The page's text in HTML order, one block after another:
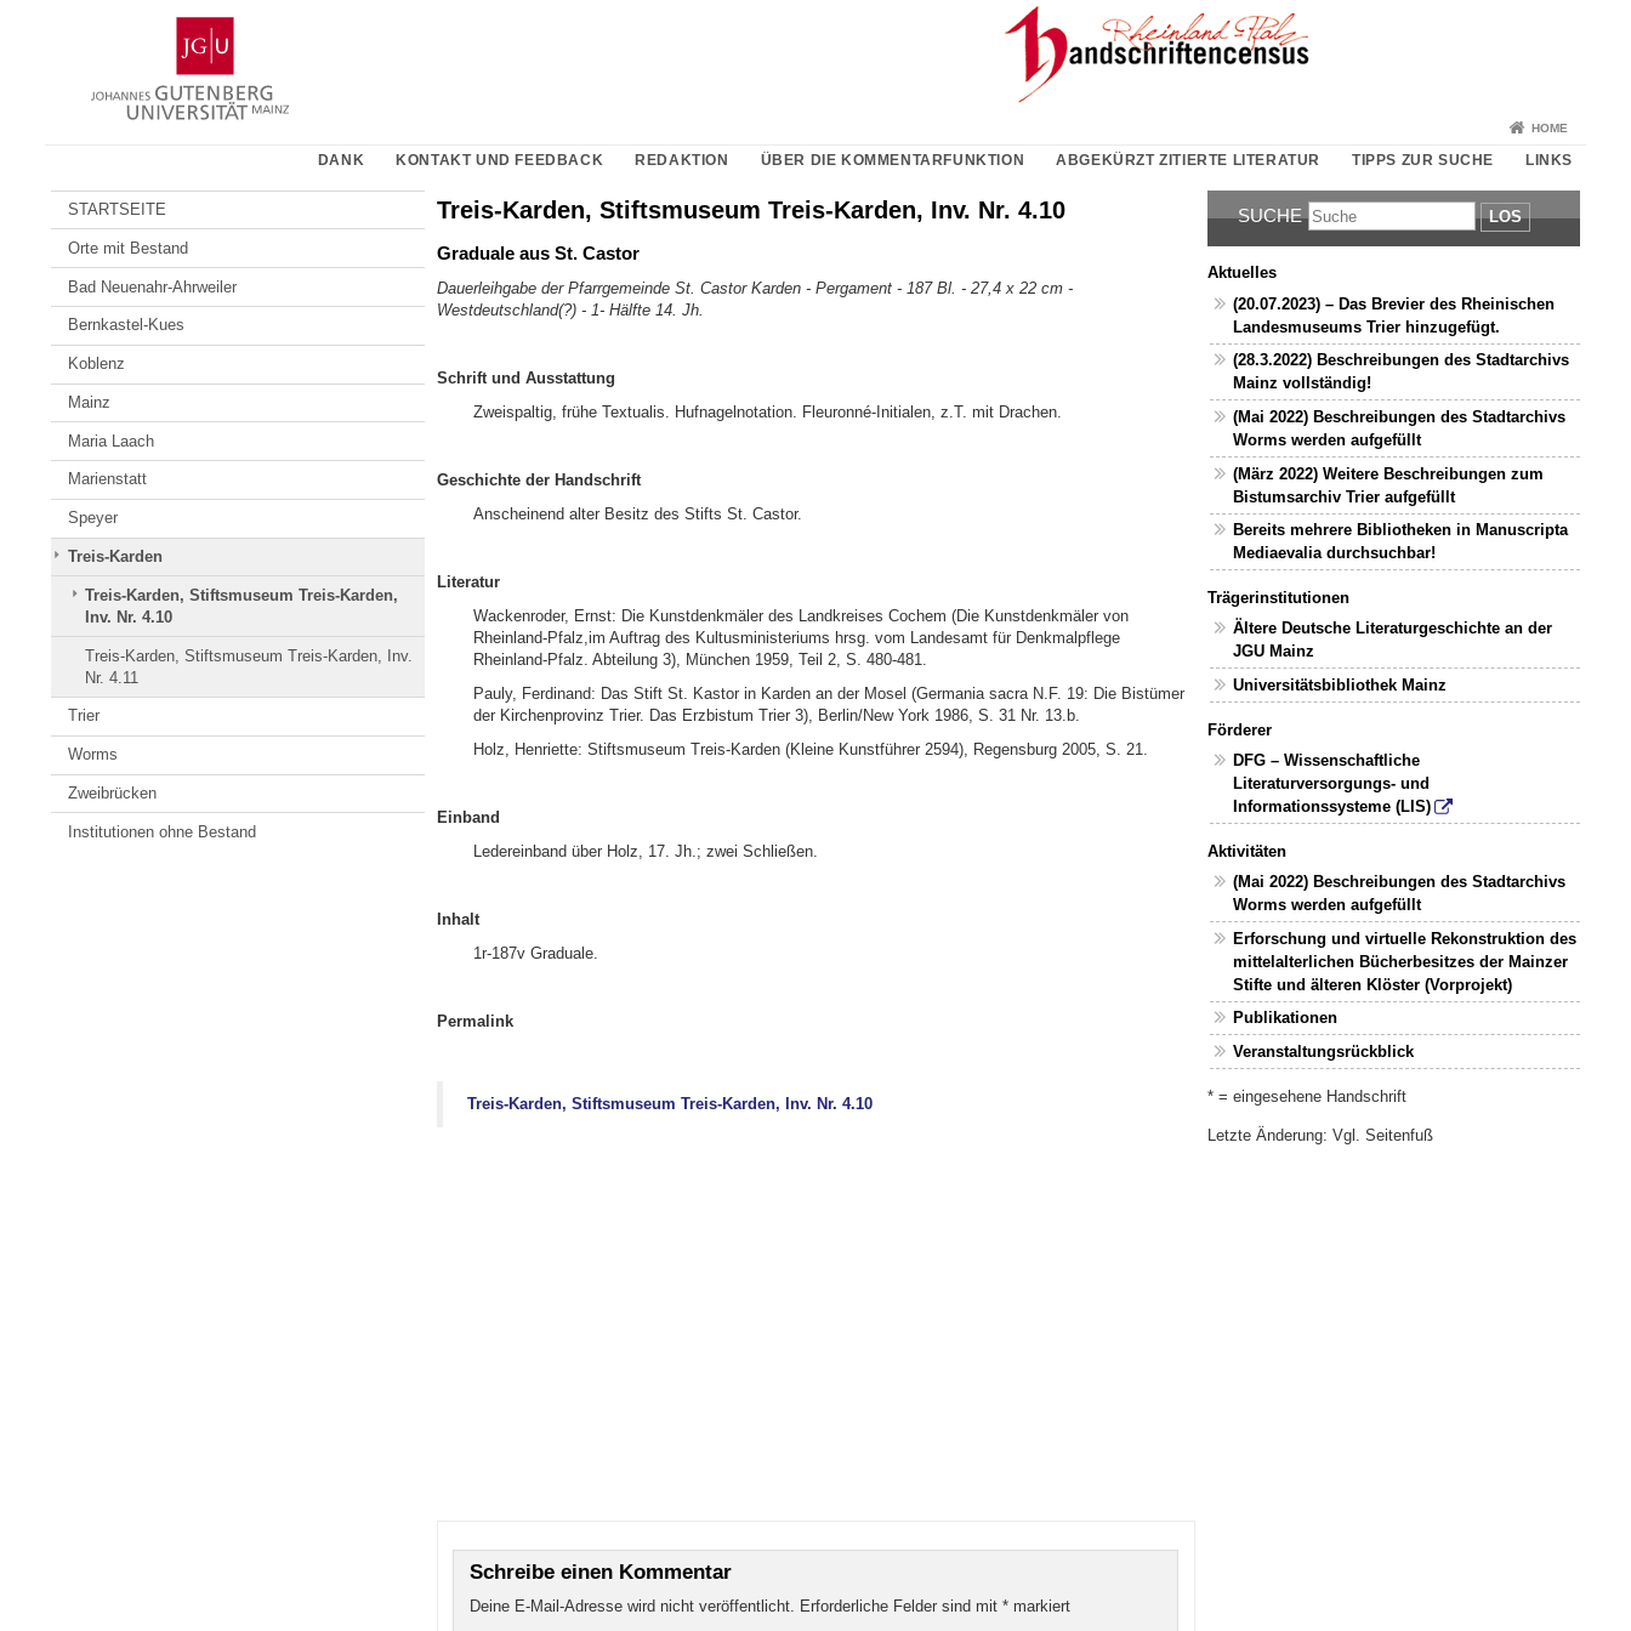
Gutenberg-
Universität
Mainz
HOME
DANK KONTAKT UND FEEDBACK REDAKTION ÜBER DIE KOMMENTARFUNKTION ABGEKÜRZT ZITIERTE LITERATUR TIPPS ZUR SUCHE LINKS
STARTSEITE
Orte mit Bestand
Bad Neuenahr-Ahrweiler
Bernkastel-Kues
Koblenz
Mainz
Maria Laach
Marienstatt
Speyer
Treis-Karden
Treis-Karden, Stiftsmuseum Treis-Karden,
Inv. Nr. 4.10
Treis-Karden, Stiftsmuseum Treis-Karden, Inv.
Nr. 4.11
Trier
Worms
Zweibrücken
Institutionen ohne Bestand
Treis-Karden, Stiftsmuseum Treis-Karden, Inv. Nr. 4.10
Graduale aus St. Castor
Dauerleihgabe der Pfarrgemeinde St. Castor Karden - Pergament - 187 Bl. - 27,4 x 22 cm -
Westdeutschland(?) - 1- Hälfte 14. Jh.
Schrift und Ausstattung
Zweispaltig, frühe Textualis. Hufnagelnotation. Fleuronné-Initialen, z.T. mit Drachen.
Geschichte der Handschrift
Anscheinend alter Besitz des Stifts St. Castor.
Literatur
Wackenroder, Ernst: Die Kunstdenkmäler des Landkreises Cochem (Die Kunstdenkmäler von
Rheinland-Pfalz,im Auftrag des Kultusministeriums hrsg. vom Landesamt für Denkmalpflege
Rheinland-Pfalz. Abteilung 3), München 1959, Teil 2, S. 480-481.
Pauly, Ferdinand: Das Stift St. Kastor in Karden an der Mosel (Germania sacra N.F. 19: Die Bistümer
der Kirchenprovinz Trier. Das Erzbistum Trier 3), Berlin/New York 1986, S. 31 Nr. 13.b.
Holz, Henriette: Stiftsmuseum Treis-Karden (Kleine Kunstführer 2594), Regensburg 2005, S. 21.
Einband
Ledereinband über Holz, 17. Jh.; zwei Schließen.
Inhalt
1r-187v Graduale.
Permalink
Treis-Karden, Stiftsmuseum Treis-Karden, Inv. Nr. 4.10
Schreibe einen Kommentar
Deine E-Mail-Adresse wird nicht veröffentlicht. Erforderliche Felder sind mit* markiert
SUCHE LOS
Aktuelles
(20.07.2023) – Das Brevier des Rheinischen
Landesmuseums Trier hinzugefügt.
(28.3.2022) Beschreibungen des Stadtarchivs
Mainz vollständig!
(Mai 2022) Beschreibungen des Stadtarchivs
Worms werden aufgefüllt
(März 2022) Weitere Beschreibungen zum
Bistumsarchiv Trier aufgefüllt
Bereits mehrere Bibliotheken in Manuscripta
Mediaevalia durchsuchbar!
Trägerinstitutionen
Ältere Deutsche Literaturgeschichte an der
JGU Mainz
Universitätsbibliothek Mainz
Förderer
DFG – Wissenschaftliche
Literaturversorgungs- und
Informationssysteme (LIS)
Aktivitäten
(Mai 2022) Beschreibungen des Stadtarchivs
Worms werden aufgefüllt
Erforschung und virtuelle Rekonstruktion des
mittelalterlichen Bücherbesitzes der Mainzer
Stifte und älteren Klöster (Vorprojekt)
Publikationen
Veranstaltungsrückblick
* = eingesehene Handschrift
Letzte Änderung: Vgl. Seitenfuß